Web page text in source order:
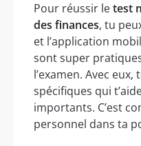
Pour réussir letest
des finances, tu
et l’application
sont super
l’examen. Avec
spécifiques qui
importants. C’est
personnel dans ta